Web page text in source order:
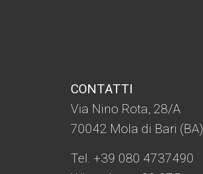
CONTATTI
Via Nino Rota, 28/A
70042 Mola di Bari (BA)
Tel. +39 080 4737490